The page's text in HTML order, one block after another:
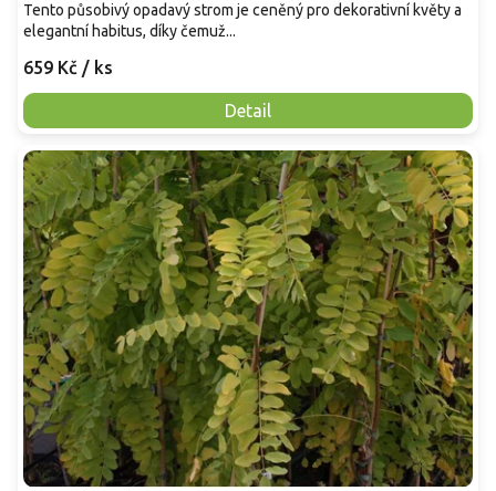
659 Kč / ks
Detail
Tento působivý opadavý strom je ceněný pro dekorativní květy a
elegantní habitus, díky čemuž...